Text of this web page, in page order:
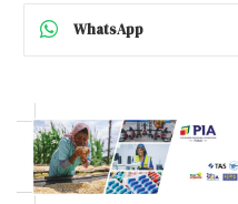
WhatsApp